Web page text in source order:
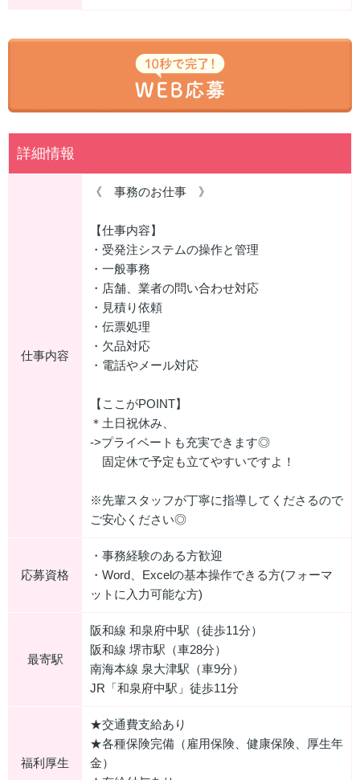
詳細情報
仕事内容
《 事務のお仕事 》
【仕事内容】
・受発注システムの操作と管理
・一般事務
・店舗、業者の問い合わせ対応
・見積り依頼
・伝票処理
・欠品対応
・電話やメール対応
【ここがPOINT】
＊土日祝休み、
->プライベートも充実できます◎
固定休で予定も立てやすいですよ！
※先輩スタッフが丁寧に指導してくださるので
ご安心ください◎
応募資格
・事務経験のある方歓迎
・Word、Excelの基本操作できる方(フォーマ
ットに入力可能な方)
最寄駅
阪和線 和泉府中駅（徒歩11分）
阪和線 堺市駅（車28分）
南海本線 泉大津駅（車9分）
JR「和泉府中駅」徒歩11分
福利厚生
★交通費支給あり
★各種保険完備（雇用保険、健康保険、厚生年
金）